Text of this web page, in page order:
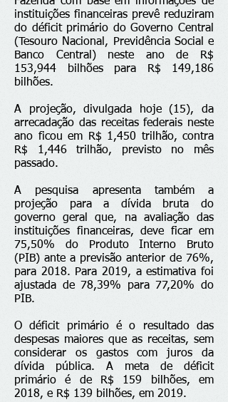
instituições financeiras prevê reduziram
do déficit primário do Governo Central
(Tesouro Nacional, Previdência Social e
Banco Central) neste ano de R$
153,944 bilhões para R$ 149,186
bilhões.
A projeção, divulgada hoje (15), da
arrecadação das receitas federais neste
ano ficou em R$ 1,450 trilhão, contra
R$ 1,446 trilhão, previsto no mês
passado.
A pesquisa apresenta também a
projeção para a dívida bruta do
governo geral que, na avaliação das
instituições financeiras, deve ficar em
75,50% do Produto Interno Bruto
(PIB) ante a previsão anterior de 76%,
para 2018. Para 2019, a estimativa foi
ajustada de 78,39% para 77,20% do
PIB.
O déficit primário é o resultado das
despesas maiores que as receitas, sem
considerar os gastos com juros da
dívida pública. A meta de déficit
primário é de R$ 159 bilhões, em
2018, e R$ 139 bilhões, em 2019.